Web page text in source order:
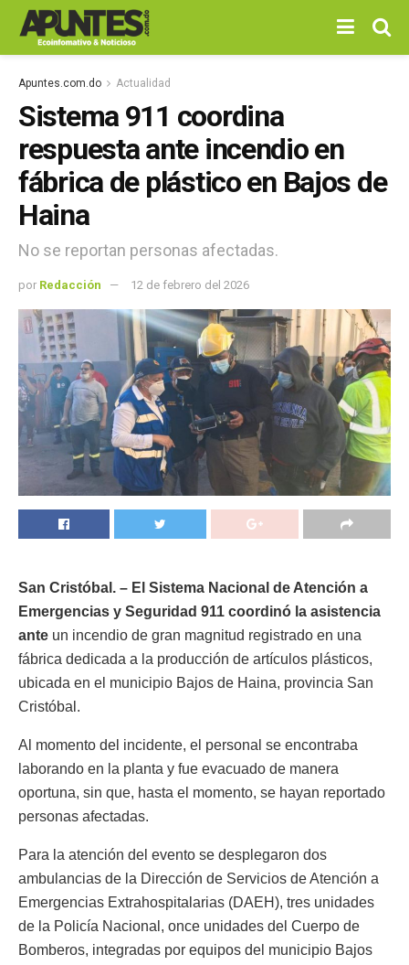
Apuntes.com.do Actualidad
Sistema 911 coordina
respuesta ante incendio en
fábrica de plástico en Bajos de
Haina
No se reportan personas afectadas.
por Redacción 12 de febrero del 2026
San Cristóbal. – El Sistema Nacional de Atención a
Emergencias y Seguridad 911 coordinó la asistencia
ante un incendio de gran magnitud registrado en una
fábrica dedicada a la producción de artículos plásticos,
ubicada en el municipio Bajos de Haina, provincia San
Cristóbal.
Al momento del incidente, el personal se encontraba
laborando en la planta y fue evacuado de manera
oportuna, sin que, hasta el momento, se hayan reportado
personas afectadas.
Para la atención del evento se desplegaron dos
ambulancias de la Dirección de Servicios de Atención a
Emergencias Extrahospitalarias (DAEH), tres unidades
de la Policía Nacional, once unidades del Cuerpo de
Bomberos, integradas por equipos del municipio Bajos